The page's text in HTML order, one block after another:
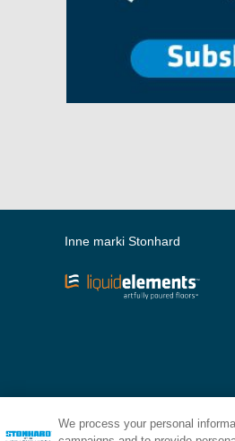
Inne marki Stonhard
We process your personal